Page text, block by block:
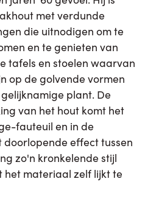
met verdunde
die uitnodigen om te
en te genieten van
tafels en stoelen waarvan
op de golvende vormen
plant. De
van het hout komt het
fauteuil en in de
effect tussen
zo'n kronkelende stijl
materiaal zelf lijkt te